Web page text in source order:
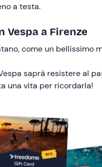
a testa.
Vespa a Firenze
come un bellissimo
saprà resistere al
una vita per ricordarla!